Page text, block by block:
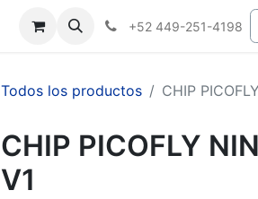
+52 449-251-4198
Todos los productos CHIP
CHIP PICOFLY
V1